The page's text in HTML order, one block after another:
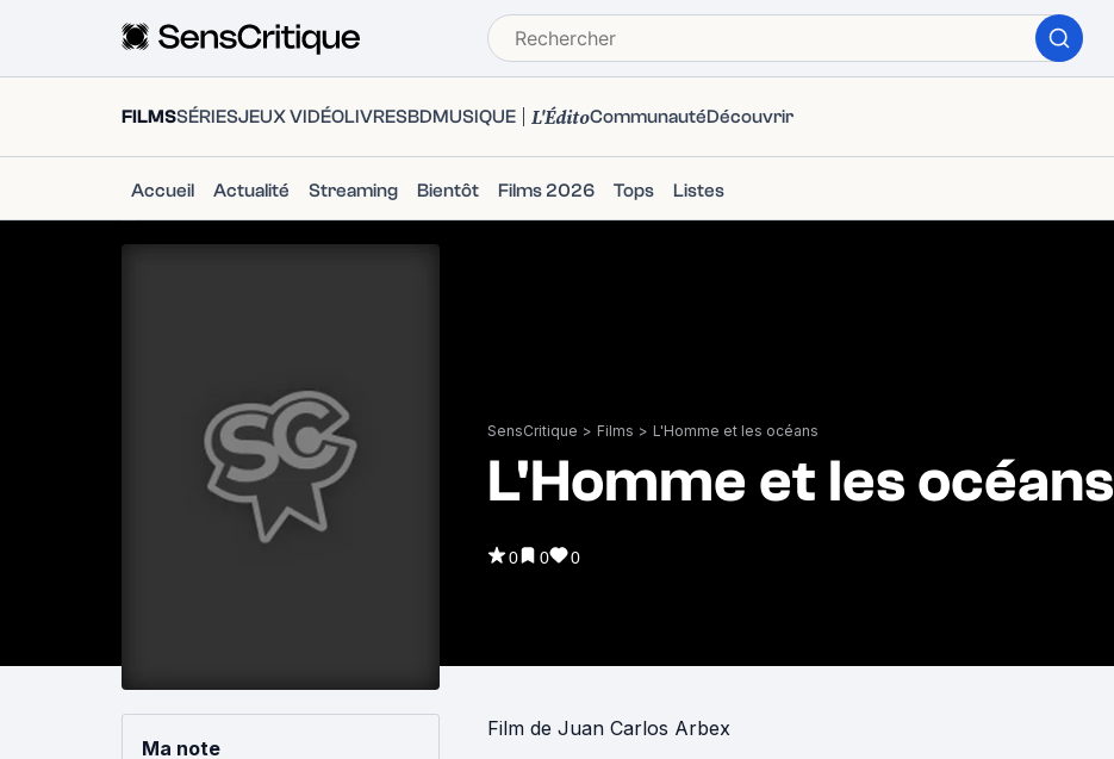
FILMSSÉRIESJEUX VIDÉOLIVRESBDMUSIQUE L'ÉditoCommunautéDécouvrir
Accueil Actualité Streaming Bientôt Films 2026 Tops Listes
SensCritique > Films > L'Homme et les océans
L'Homme et les océans
0 0 0
Ma note
Film de Juan Carlos Arbex